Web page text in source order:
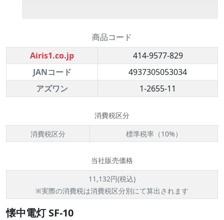
商品コード
Airis1.co.jp
414-9577-829
JANコード
4937305053034
アズワン
1-2655-11
消費税区分
消費税区分
標準税率（10%）
当社販売価格
11,132円(税込)
※実際の消費税は消費税区分別にて算出されます
懐中電灯 SF-10